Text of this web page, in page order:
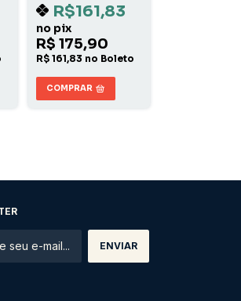
R$161,83
no pix
R$ 175,90
R$ 161,83 no Boleto
COMPRAR